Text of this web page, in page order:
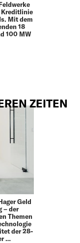
Kreditlinie
Mit dem
18
100 MW
ZEITEN
Geld
– der
Themen
der 28-
…